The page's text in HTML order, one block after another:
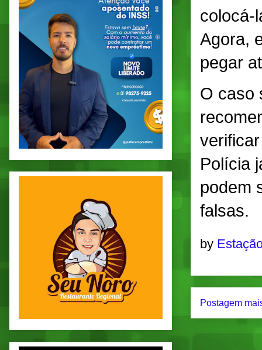
colocá-
Agora,
pegar
O caso
Polícia
podem
falsas.
by
Postagem